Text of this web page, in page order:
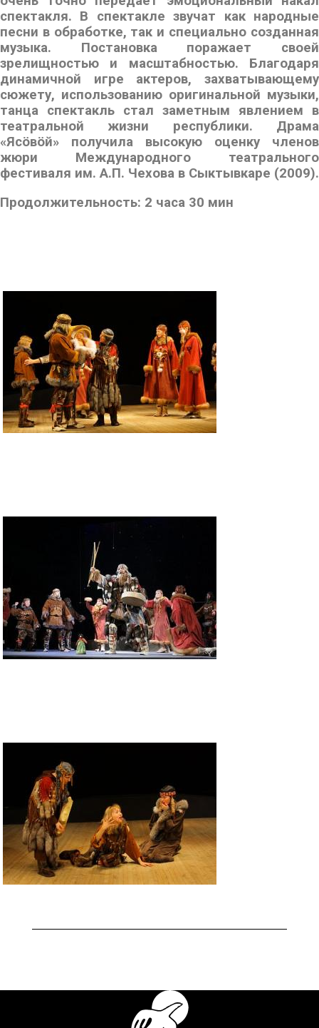
спектакля. В спектакле звучат как народные
песни в обработке, так и специально созданная
музыка. Постановка поражает своей
зрелищностью и масштабностью. Благодаря
динамичной игре актеров, захватывающему
сюжету, использованию оригинальной музыки,
танца спектакль стал заметным явлением в
театральной жизни республики. Драма
«Ясöвöй» получила высокую оценку членов
жюри Международного театрального
фестиваля им. А.П. Чехова в Сыктывкаре (2009).
Продолжительность: 2 часа 30 мин